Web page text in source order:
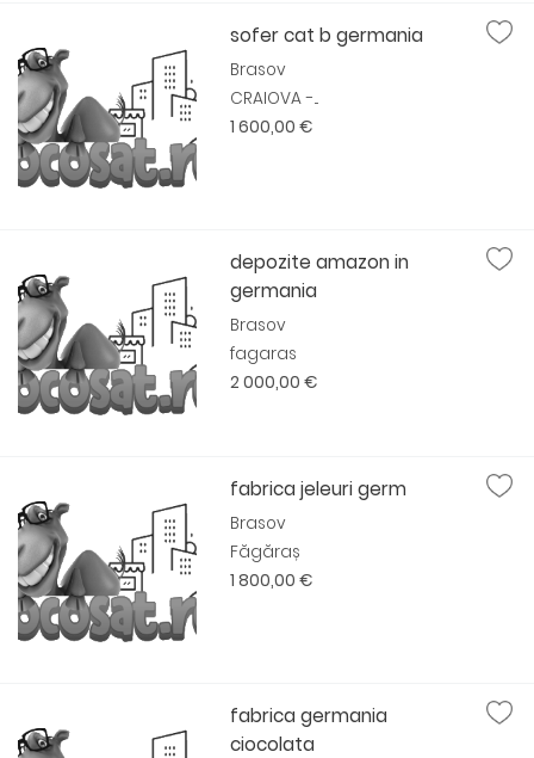
sofer cat b germania
Brasov
CRAIOVA -...
1 600,00 €
depozite amazon in
germania
Brasov
fagaras
2 000,00 €
fabrica jeleuri germ
Brasov
Făgăraș
1 800,00 €
fabrica germania
ciocolata